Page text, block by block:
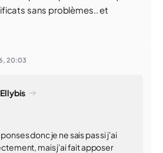
sans problèmes.. et
20:03
Ellybis
donc je ne sais pas si j'ai
mais j'ai fait apposer